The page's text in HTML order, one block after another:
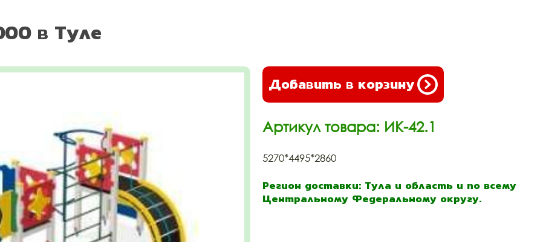
в Туле
Добавить в корзину
Артикул товара: ИК-42.1
5270*4495*2860
Регион доставки: Тула и область и по всему
Центральному Федеральному округу.